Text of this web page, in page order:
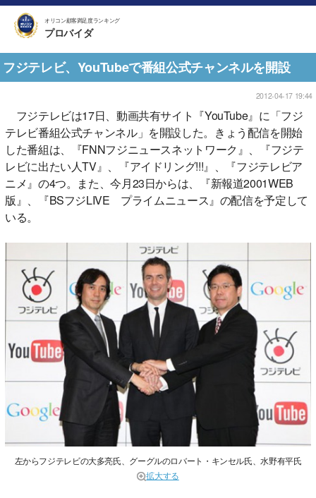
オリコン顧客満足度ランキング
プロバイダ
フジテレビ、YouTubeで番組公式チャンネルを開設
2012-04-17 19:44
フジテレビは17日、動画共有サイト『YouTube』に「フジ
テレビ番組公式チャンネル」を開設した。きょう配信を開始
した番組は、『FNNフジニュースネットワーク』、『フジテ
レビに出たい人TV』、『アイドリング!!!』、『フジテレビア
ニメ』の4つ。また、今月23日からは、『新報道2001WEB
版』、『BSフジLIVE プライムニュース』の配信を予定して
いる。
左からフジテレビの大多亮氏、グーグルのロバート・キンセル氏、水野有平氏
拡大する